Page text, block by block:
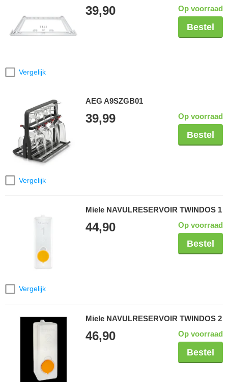
Vergelijk
39,90 Op voorraad
Bestel
Vergelijk
AEG A9SZGB01
39,99 Op voorraad
Bestel
Vergelijk
Miele NAVULRESERVOIR TWINDOS 1
44,90 Op voorraad
Bestel
Miele NAVULRESERVOIR TWINDOS 2
46,90 Op voorraad
Bestel